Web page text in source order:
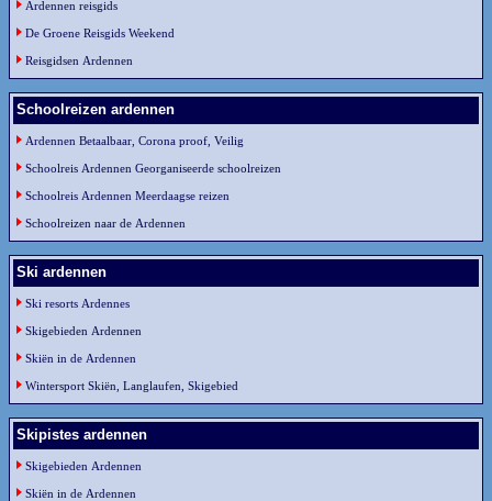
Ardennen reisgids
De Groene Reisgids Weekend
Reisgidsen Ardennen
Schoolreizen ardennen
Ardennen Betaalbaar, Corona proof, Veilig
Schoolreis Ardennen Georganiseerde schoolreizen
Schoolreis Ardennen Meerdaagse reizen
Schoolreizen naar de Ardennen
Ski ardennen
Ski resorts Ardennes
Skigebieden Ardennen
Skiën in de Ardennen
Wintersport Skiën, Langlaufen, Skigebied
Skipistes ardennen
Skigebieden Ardennen
Skiën in de Ardennen